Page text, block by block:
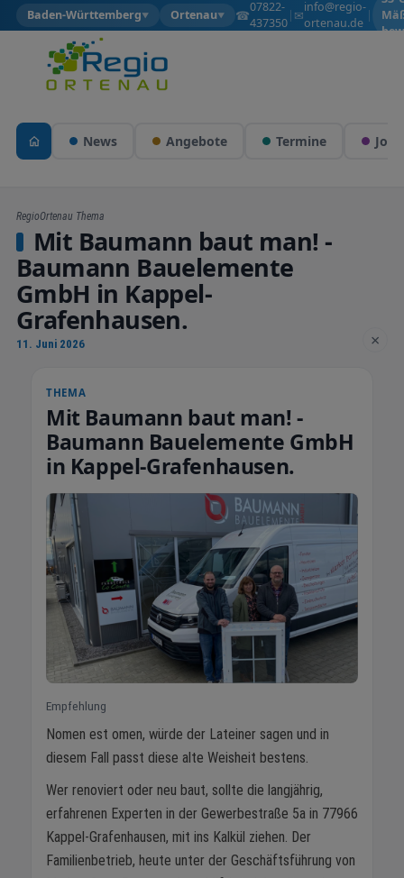
Baden-Württemberg▼ Ortenau▼ ☎07822-
437350
| ✉info@regio-
ortenau.de
|
News Angebote Termine Jobs
RegioOrtenau Thema
Mit Baumann baut man! -
Baumann Bauelemente
GmbH in Kappel-
Grafenhausen.
11. Juni 2026 ×
THEMA
Mit Baumann baut man! -
Baumann Bauelemente GmbH
in Kappel-Grafenhausen.
Empfehlung
Nomen est omen, würde der Lateiner sagen und in
diesem Fall passt diese alte Weisheit bestens.
Wer renoviert oder neu baut, sollte die langjährig,
erfahrenen Experten in der Gewerbestraße 5a in 77966
Kappel-Grafenhausen, mit ins Kalkül ziehen. Der
Familienbetrieb, heute unter der Geschäftsführung von